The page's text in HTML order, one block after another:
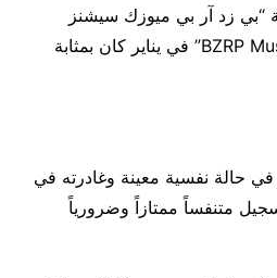
“بي زد آر بي ميوزك سيشنز
#53” “BZRP Music Session # 53” في يناير كان بمثابة
حالة نفسية معينة وغادرته في
متنفساً ممتازاً وضرورياً